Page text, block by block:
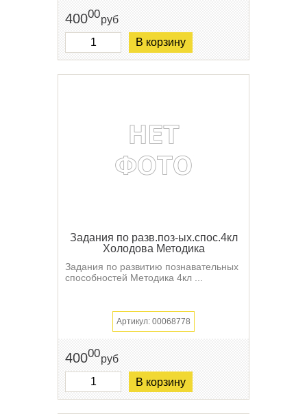
40000руб
В корзину
Задания по разв.поз-ых.спос.4кл
Холодова Методика
Задания по развитию познавательных
способностей Методика 4кл ...
Артикул: 00068778
40000руб
В корзину